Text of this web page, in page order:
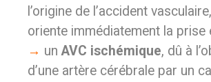
l’origine de l’accident
oriente immédiatement la prise
→ unAVC ischémique, dû à
d’une artère cérébrale par un